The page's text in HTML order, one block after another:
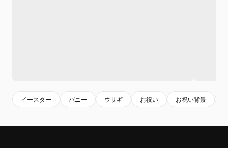
イースター バニー ウサギ お祝い お祝い背景